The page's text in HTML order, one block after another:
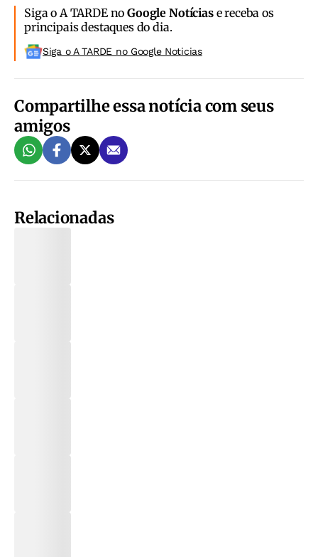
Siga o A TARDE noGoogle Notíciase receba os
principais destaques do dia.
Siga o A TARDE no Google Noticias
Compartilhe essa notícia com seus
amigos
Relacionadas